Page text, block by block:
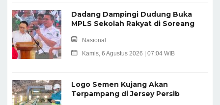
Dadang Dampingi Dudung Buka
MPLS Sekolah Rakyat di Soreang
Nasional
Kamis, 6 Agustus 2026 | 07:04 WIB
Logo Semen Kujang Akan
Terpampang di Jersey Persib